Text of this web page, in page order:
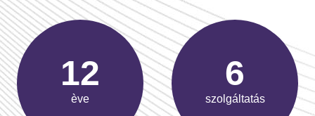
18
ève
9
szolgáltatás